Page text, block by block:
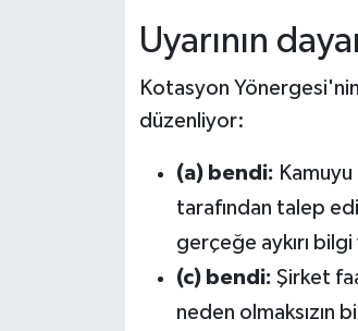
Uyarının
Kotasyon
düzenliyor:
(a) bendi:
tarafından talep
gerçeğe aykırı
(c) bendi: Şirket
neden olmaksızın